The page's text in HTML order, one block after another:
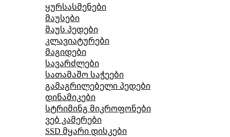
ყურსასმენები
მაუსები
მაუს პედები
კლავიატურები
მაგიდები
სავარძლები
სათამაშო საჭეები
გამაგრილებელი პედები
დინამიკები
სტრიმინგ მიკროფონები
ვებ კამერები
SSD მყარი დისკები